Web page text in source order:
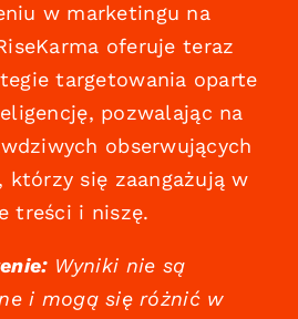
w marketingu na
oferuje teraz
targetowania oparte
pozwalając na
obserwujących
którzy się zaangażują w
treści i niszę.
Wyniki nie są
i mogą się różnić w